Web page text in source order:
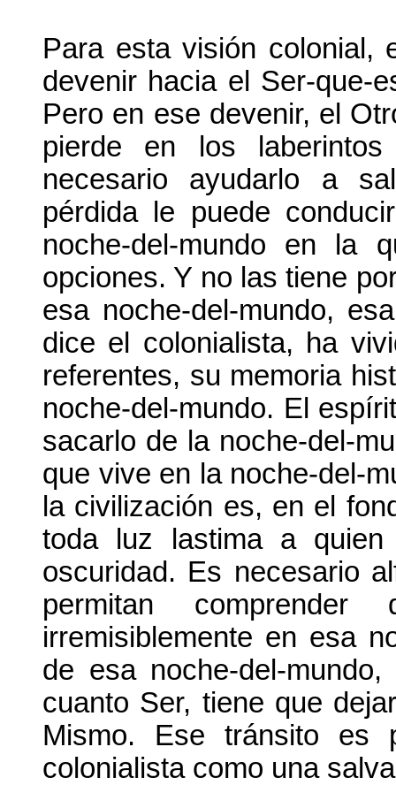
Para esta visión colonial,
devenir hacia el Ser-que-
Pero en ese devenir, el
pierde en los
necesario ayudarlo a
pérdida le puede
noche-del-mundo en la
opciones. Y no las tiene
esa noche-del-mundo,
dice el colonialista, ha
referentes, su memoria
noche-del-mundo. El
sacarlo de la noche-del-
que vive en la noche-del-
la civilización es, en el
toda luz lastima a
oscuridad. Es necesario
permitan
irremisiblemente en esa
de esa noche-del-
cuanto Ser, tiene que
Mismo. Ese tránsito es
colonialista como una